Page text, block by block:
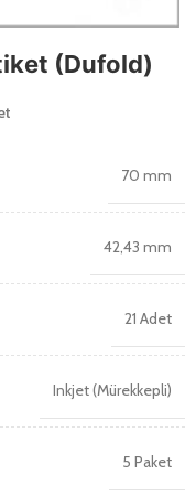
(Dufold)
70 mm
42,43 mm
21 Adet
Inkjet (Mürekkepli)
5 Paket